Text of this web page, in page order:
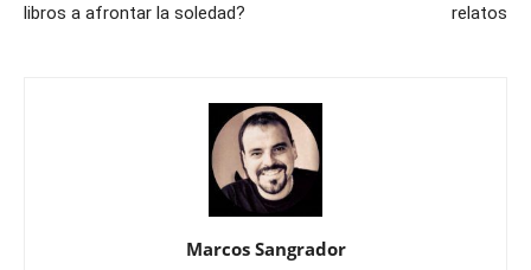
libros a afrontar la soledad?
relatos
Marcos Sangrador